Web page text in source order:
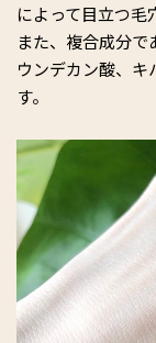
によって目立つ毛
また、複合成分
ウンデカン酸、キ
す。